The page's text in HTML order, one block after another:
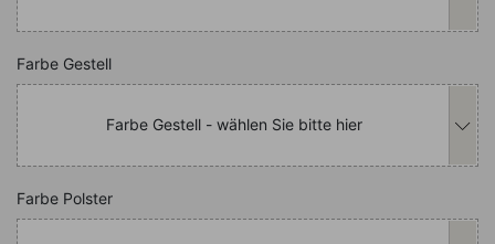
Nachfolgend können Sie das
Farbe Gestell
Farbe Gestell - wählen Sie bitte hier
Nachfolgend können Sie das
Farbe Polster